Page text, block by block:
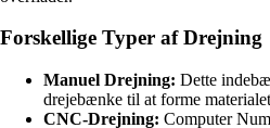
Forskellige Typer af Drejning
Manuel Drejning: Dette
drejebænke til at forme
CNC-Drejning: Computer